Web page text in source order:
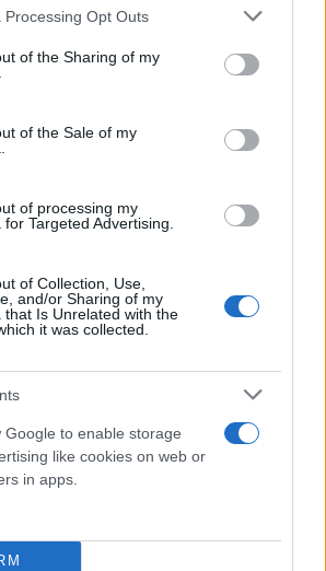
website/app uses one or more Google
or usage behaviour. You may click to
to Google and its third-party tags to
specified purposes in below Google
Processing Opt Outs
of the Sharing of my
of the Sale of my
of processing my
Targeted Advertising.
of Collection, Use,
and/or Sharing of my
that Is Unrelated with the
it was collected.
Google to enable storage
like cookies on web or
in apps.
«Να Ξαναμετρήσω» & «Πόσο
«Break Α Broken Heart» με
Βραχάλη: Πέγκυ Ζήνα –
«Είμαι Εδώ», «Ρώτησα»
Με»
Τα Λέμε Καλά»
«Κόλλημα» & «El Telephone» με
«Σεντόνι»
‘Χει Στοιχήσει» & «Θέλω
Νίκο Απέργη
– «Η Δική Μου Η Τρέλα» με
Και Μπορώ» & «Χαμένα»
– «Σήκωσε Το Τηλεφώνo» & «Αχ